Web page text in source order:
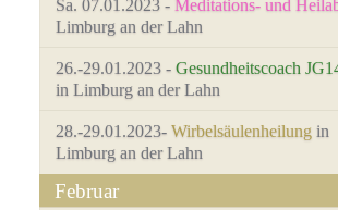
Sa. 07.01.2023 - Meditations- und
Limburg an der Lahn
26.-29.01.2023 - Gesundheitscoach
in Limburg an der Lahn
28.-29.01.2023- Wirbelsäulenheilung in
Limburg an der Lahn
Februar